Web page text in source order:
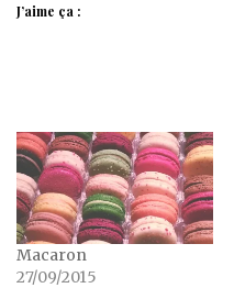
J’aime ça :
Macaron
27/09/2015